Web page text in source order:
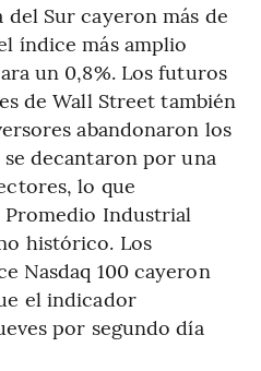
del Sur cayeron más de
índice más amplio
un 0,8%. Los futuros
de Wall Street también
abandonaron los
decantaron por una
lo que
Industrial
histórico. Los
Nasdaq 100 cayeron
el indicador
por segundo día